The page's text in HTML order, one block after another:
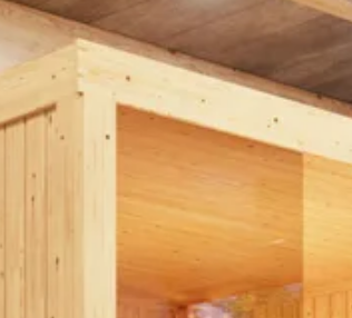
zijn vrijstaande kachels en kachels die aan
Ook zijn er kachels met ‘externe
juiste vermogen. Een kachel met te
een selectie gemaakt van de juiste
Azalp
220 cm